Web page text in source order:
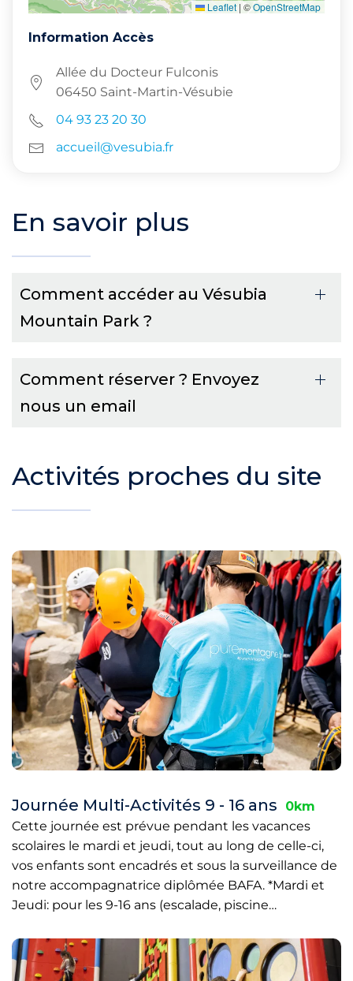
Leaflet | ©OpenStreetMap
Information Accès
Allée du Docteur Fulconis
06450 Saint-Martin-Vésubie
04 93 23 20 30
accueil@vesubia.fr
En savoir plus
Comment accéder au Vésubia
Mountain Park ?
Comment réserver ? Envoyez
nous un email
Activités proches du site
Journée Multi-Activités 9 - 16 ans
0km
Cette journée est prévue pendant les vacances
scolaires le mardi et jeudi, tout au long de celle-ci,
vos enfants sont encadrés et sous la surveillance de
notre accompagnatrice diplômée BAFA. *Mardi et
Jeudi: pour les 9-16 ans (escalade, piscine…